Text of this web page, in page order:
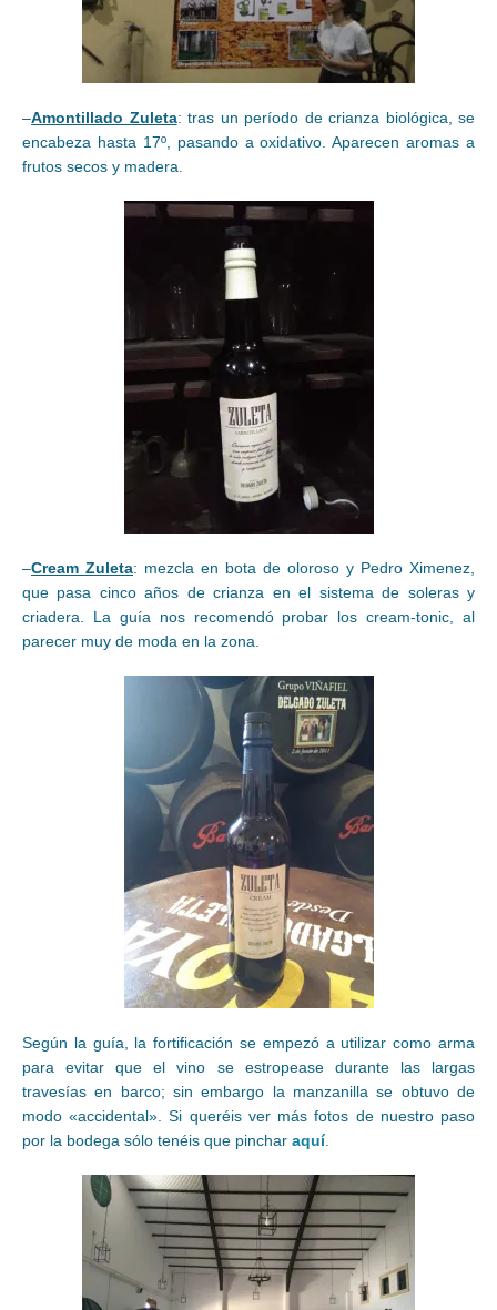
–Amontillado Zuleta: tras un período de crianza biológica, se
encabeza hasta 17º, pasando a oxidativo. Aparecen aromas a
frutos secos y madera.
–Cream Zuleta: mezcla en bota de oloroso y Pedro Ximenez,
que pasa cinco años de crianza en el sistema de soleras y
criadera. La guía nos recomendó probar los cream-tonic, al
parecer muy de moda en la zona.
Según la guía, la fortificación se empezó a utilizar como arma
para evitar que el vino se estropease durante las largas
travesías en barco; sin embargo la manzanilla se obtuvo de
modo «accidental». Si queréis ver más fotos de nuestro paso
por la bodega sólo tenéis que pinchar aquí.